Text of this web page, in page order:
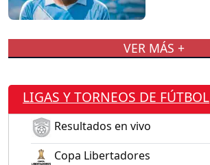
VER MÁS +
LIGAS Y TORNEOS DE FÚTBOL
Resultados en vivo
Copa Libertadores